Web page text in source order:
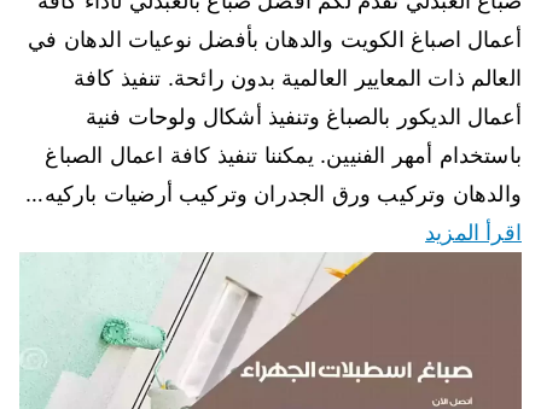
أعمال اصباغ الكويت والدهان بأفضل نوعيات الدهان في
العالم ذات المعايير العالمية بدون رائحة. تنفيذ كافة
أعمال الديكور بالصباغ وتنفيذ أشكال ولوحات فنية
باستخدام أمهر الفنيين. يمكننا تنفيذ كافة اعمال الصباغ
والدهان وتركيب ورق الجدران وتركيب أرضيات باركيه…
اقرأ المزيد